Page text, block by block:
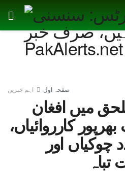
صفحہ اول اہم خبریں
میں افغان
کارروائیاں،
چوکیاں اور